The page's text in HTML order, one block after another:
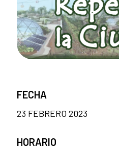
FECHA
23 FEBRERO 2023
HORARIO